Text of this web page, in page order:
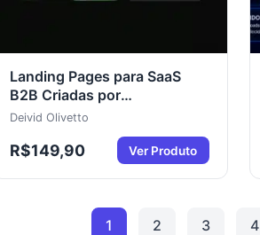
Landing Pages para SaaS
B2B Criadas por
Especialistas em Marketing,
Deivid Olivetto
R$149,90 Ver Produto
1 2 3 4